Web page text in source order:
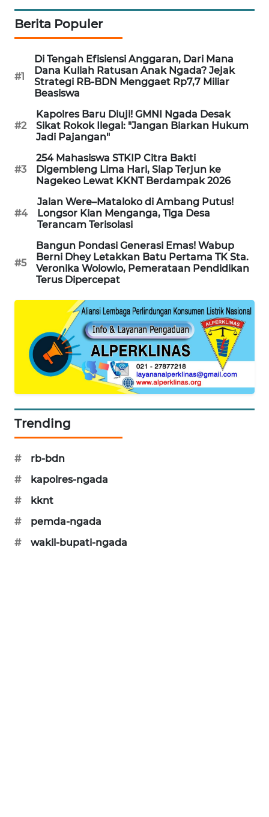
Berita Populer
#1
Di Tengah Efisiensi Anggaran, Dari Mana
Dana Kuliah Ratusan Anak Ngada? Jejak
Strategi RB-BDN Menggaet Rp7,7 Miliar
Beasiswa
#2
Kapolres Baru Diuji! GMNI Ngada Desak
Sikat Rokok Ilegal: "Jangan Biarkan Hukum
Jadi Pajangan"
#3
254 Mahasiswa STKIP Citra Bakti
Digembleng Lima Hari, Siap Terjun ke
Nagekeo Lewat KKNT Berdampak 2026
#4
Jalan Were–Mataloko di Ambang Putus!
Longsor Kian Menganga, Tiga Desa
Terancam Terisolasi
#5
Bangun Pondasi Generasi Emas! Wabup
Berni Dhey Letakkan Batu Pertama TK Sta.
Veronika Wolowio, Pemerataan Pendidikan
Terus Dipercepat
Trending
#
rb-bdn
#
kapolres-ngada
#
kknt
#
pemda-ngada
#
wakil-bupati-ngada